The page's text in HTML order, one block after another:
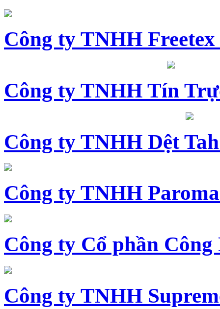
Công ty TNHH
Công ty TNHH Tín
Công ty TNHH Dệt
Công ty TNHH
Công ty Cổ phần Công
Công ty TNHH